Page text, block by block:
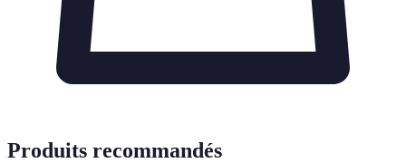
Produits recommandés